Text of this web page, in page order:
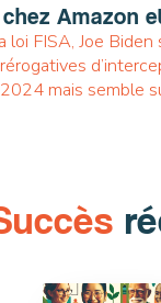
Amazon
loi FISA, Joe
mais semble